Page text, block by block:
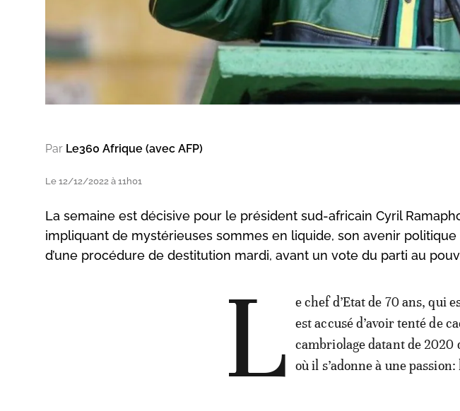
Par Le360 Afrique (avec AFP)
Le 12/12/2022 à 11h01
La semaine est décisive pour le président sud-africain Cyril
impliquant de mystérieuses sommes en liquide, son avenir
d’une procédure de destitution mardi, avant un vote du parti au
L
e chef d’Etat de 70 ans, qui
est accusé d’avoir tenté de
cambriolage datant de 2020
où il s’adonne à une